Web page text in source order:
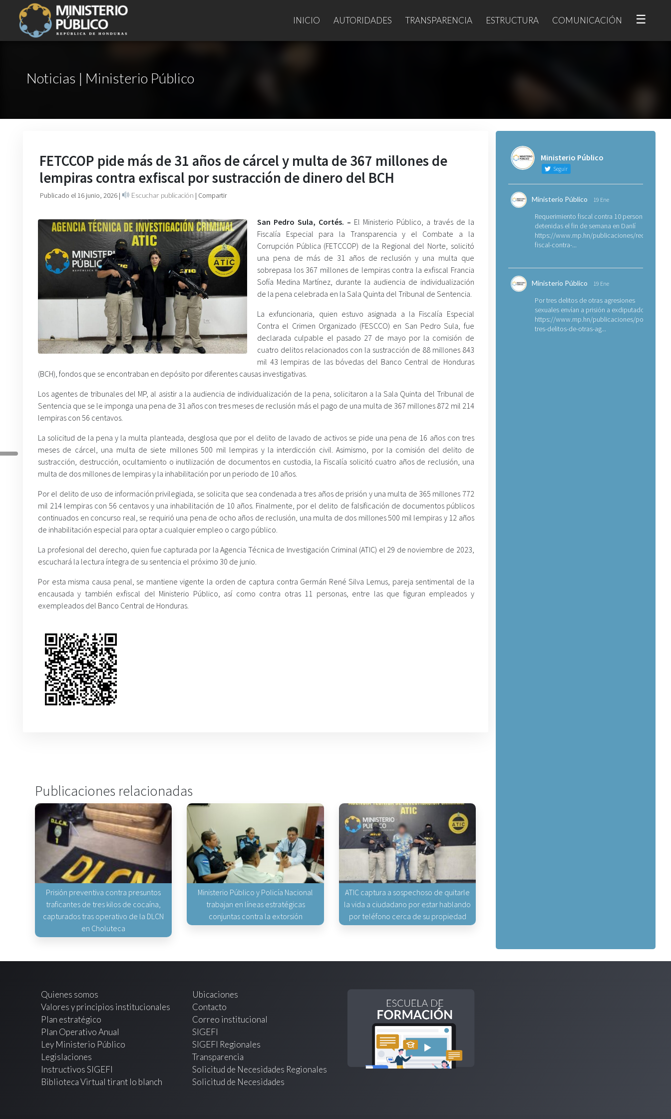
INICIO AUTORIDADES TRANSPARENCIA ESTRUCTURA COMUNICACIÓN ☰
Noticias | Ministerio Público
FETCCOP pide más de 31 años de cárcel y multa de 367 millones de
lempiras contra exfiscal por sustracción de dinero del BCH
Publicado el 16 junio, 2026 | Escuchar publicación | Compartir
San Pedro Sula, Cortés. – El Ministerio Público, a través de la
Fiscalía Especial para la Transparencia y el Combate a la
Corrupción Pública (FETCCOP) de la Regional del Norte, solicitó
una pena de más de 31 años de reclusión y una multa que
sobrepasa los 367 millones de lempiras contra la exfiscal Francia
Sofía Medina Martínez, durante la audiencia de individualización
de la pena celebrada en la Sala Quinta del Tribunal de Sentencia.
La exfuncionaria, quien estuvo asignada a la Fiscalía Especial
Contra el Crimen Organizado (FESCCO) en San Pedro Sula, fue
declarada culpable el pasado 27 de mayo por la comisión de
cuatro delitos relacionados con la sustracción de 88 millones 843
mil 43 lempiras de las bóvedas del Banco Central de Honduras
(BCH), fondos que se encontraban en depósito por diferentes causas investigativas.
Los agentes de tribunales del MP, al asistir a la audiencia de individualización de la pena, solicitaron a la Sala Quinta del Tribunal de
Sentencia que se le imponga una pena de 31 años con tres meses de reclusión más el pago de una multa de 367 millones 872 mil 214
lempiras con 56 centavos.
La solicitud de la pena y la multa planteada, desglosa que por el delito de lavado de activos se pide una pena de 16 años con tres
meses de cárcel, una multa de siete millones 500 mil lempiras y la interdicción civil. Asimismo, por la comisión del delito de
sustracción, destrucción, ocultamiento o inutilización de documentos en custodia, la Fiscalía solicitó cuatro años de reclusión, una
multa de dos millones de lempiras y la inhabilitación por un periodo de 10 años.
Por el delito de uso de información privilegiada, se solicita que sea condenada a tres años de prisión y una multa de 365 millones 772
mil 214 lempiras con 56 centavos y una inhabilitación de 10 años. Finalmente, por el delito de falsificación de documentos públicos
continuados en concurso real, se requirió una pena de ocho años de reclusión, una multa de dos millones 500 mil lempiras y 12 años
de inhabilitación especial para optar a cualquier empleo o cargo público.
La profesional del derecho, quien fue capturada por la Agencia Técnica de Investigación Criminal (ATIC) el 29 de noviembre de 2023,
escuchará la lectura íntegra de su sentencia el próximo 30 de junio.
Por esta misma causa penal, se mantiene vigente la orden de captura contra Germán René Silva Lemus, pareja sentimental de la
encausada y también exfiscal del Ministerio Público, así como contra otras 11 personas, entre las que figuran empleados y
exempleados del Banco Central de Honduras.
Publicaciones relacionadas
Prisión preventiva contra presuntos
traficantes de tres kilos de cocaína,
capturados tras operativo de la DLCN
en Choluteca
Ministerio Público y Policía Nacional
trabajan en líneas estratégicas
conjuntas contra la extorsión
ATIC captura a sospechoso de quitarle
la vida a ciudadano por estar hablando
por teléfono cerca de su propiedad
Ministerio Público
Seguir
Ministerio Público 19 Ene
Requerimiento fiscal contra 10 personas
detenidas el fin de semana en Danlí
https://www.mp.hn/publicaciones/
fiscal-contra-...
Ministerio Público 19 Ene
Por tres delitos de otras agresiones
sexuales envían a prisión a exdiputado
https://www.mp.hn/publicaciones/por-
tres-delitos-de-otras-ag...
Quienes somos
Valores y principios institucionales
Plan estratégico
Plan Operativo Anual
Ley Ministerio Público
Legislaciones
Instructivos SIGEFI
Biblioteca Virtual tirant lo blanch
Ubicaciones
Contacto
Correo institucional
SIGEFI
SIGEFI Regionales
Transparencia
Solicitud de Necesidades Regionales
Solicitud de Necesidades